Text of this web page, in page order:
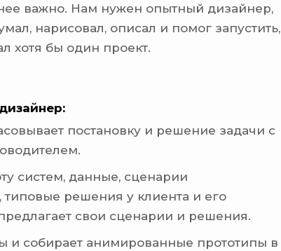
важно. Нам нужен опытный дизайнер,
нарисовал, описал и помог запустить,
хотя бы один проект.
постановку и решение задачи с
систем, данные, сценарии
типовые решения у клиента и его
свои сценарии и решения.
и собирает анимированные прототипы в